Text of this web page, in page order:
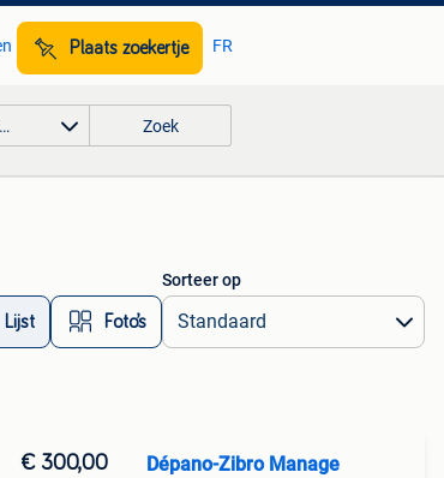
Plaats zoekertje FR
Zoek
Lijst Foto’s
Sorteer op
€ 300,00 Dépano-Zibro Manage